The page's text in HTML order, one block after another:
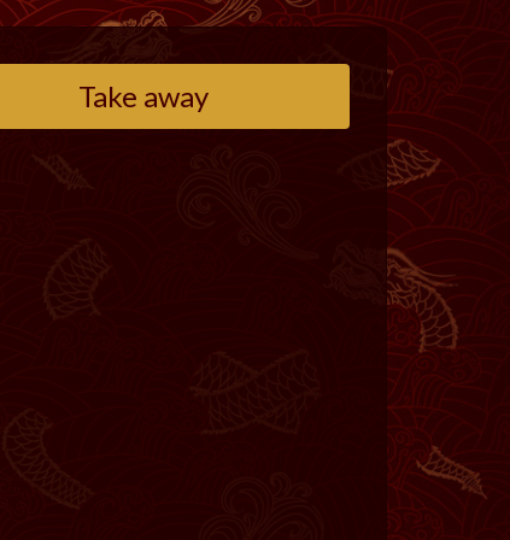
Take away